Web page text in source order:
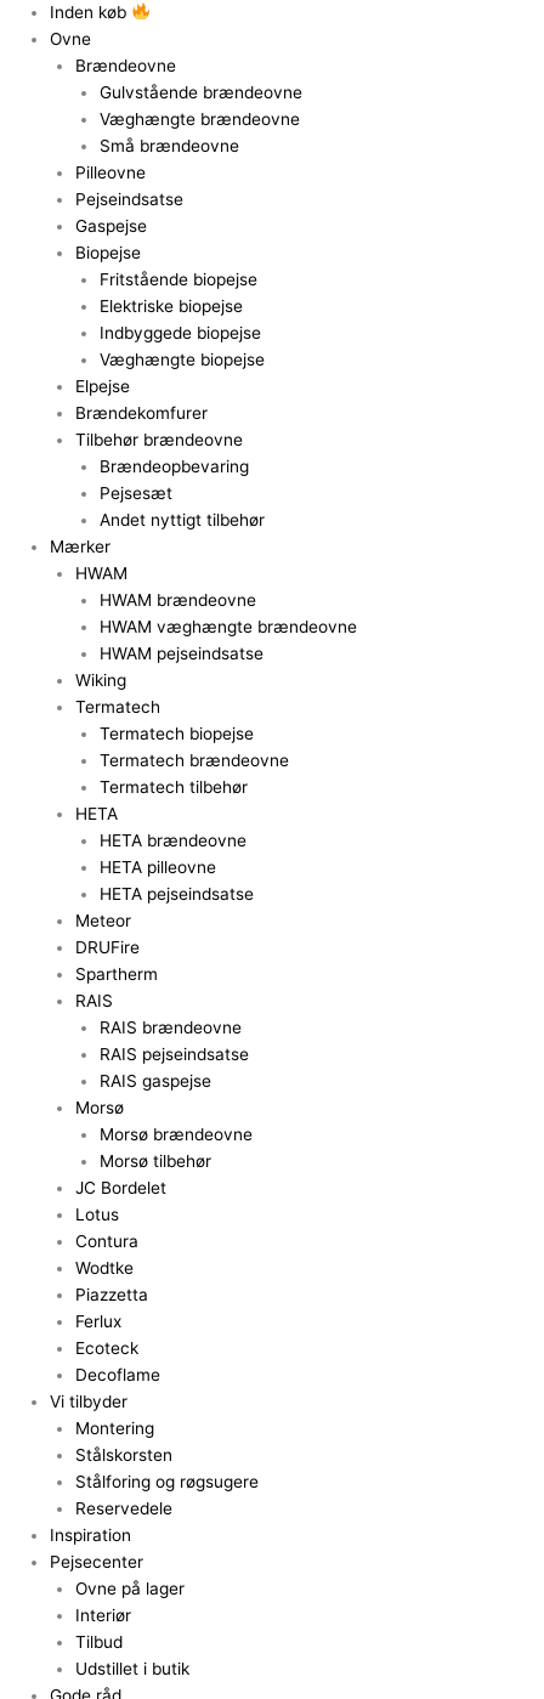
Inden køb
Ovne
Brændeovne
Gulvstående brændeovne
Væghængte brændeovne
Små brændeovne
Pilleovne
Pejseindsatse
Gaspejse
Biopejse
Fritstående biopejse
Elektriske biopejse
Indbyggede biopejse
Væghængte biopejse
Elpejse
Brændekomfurer
Tilbehør brændeovne
Brændeopbevaring
Pejsesæt
Andet nyttigt tilbehør
Mærker
HWAM
HWAM brændeovne
HWAM væghængte brændeovne
HWAM pejseindsatse
Wiking
Termatech
Termatech biopejse
Termatech brændeovne
Termatech tilbehør
HETA
HETA brændeovne
HETA pilleovne
HETA pejseindsatse
Meteor
DRUFire
Spartherm
RAIS
RAIS brændeovne
RAIS pejseindsatse
RAIS gaspejse
Morsø
Morsø brændeovne
Morsø tilbehør
JC Bordelet
Lotus
Contura
Wodtke
Piazzetta
Ferlux
Ecoteck
Decoflame
Vi tilbyder
Montering
Stålskorsten
Stålforing og røgsugere
Reservedele
Inspiration
Pejsecenter
Ovne på lager
Interiør
Tilbud
Udstillet i butik
Gode råd